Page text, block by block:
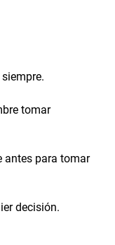
tomar
antes para tomar
decisión.